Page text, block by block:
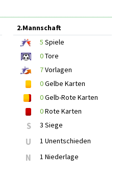
2.Mannschaft
5 Spiele
0Tore
7Vorlagen
0Gelbe Karten
0Gelb-Rote Karten
0Rote Karten
S 3 Siege
U 1 Unentschieden
N 1 Niederlage